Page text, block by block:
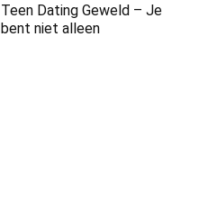
Teen Dating Geweld – Je
bent niet alleen